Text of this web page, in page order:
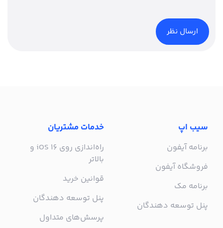
سیب اپ
برنامه آیفون
فروشگاه آیفون
برنامه مک
پنل توسعه دهندگان
خدمات مشتریان
راه‌اندازی روی iOS 16 و
بالاتر
قوانین خرید
پنل توسعه دهندگان
پرسش‌های متداول